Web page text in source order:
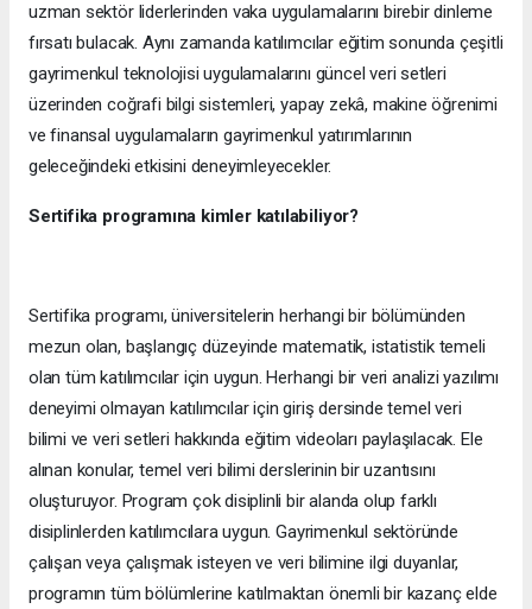
uzman sektör liderlerinden vaka uygulamalarını birebir dinleme
fırsatı bulacak. Aynı zamanda katılımcılar eğitim sonunda çeşitli
gayrimenkul teknolojisi uygulamalarını güncel veri setleri
üzerinden coğrafi bilgi sistemleri, yapay zekâ, makine öğrenimi
ve finansal uygulamaların gayrimenkul yatırımlarının
geleceğindeki etkisini deneyimleyecekler.
Sertifika programına kimler katılabiliyor?
Sertifika programı, üniversitelerin herhangi bir bölümünden
mezun olan, başlangıç düzeyinde matematik, istatistik temeli
olan tüm katılımcılar için uygun. Herhangi bir veri analizi yazılımı
deneyimi olmayan katılımcılar için giriş dersinde temel veri
bilimi ve veri setleri hakkında eğitim videoları paylaşılacak. Ele
alınan konular, temel veri bilimi derslerinin bir uzantısını
oluşturuyor. Program çok disiplinli bir alanda olup farklı
disiplinlerden katılımcılara uygun. Gayrimenkul sektöründe
çalışan veya çalışmak isteyen ve veri bilimine ilgi duyanlar,
programın tüm bölümlerine katılmaktan önemli bir kazanç elde